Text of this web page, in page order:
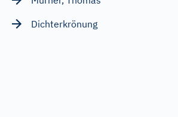
Dichterkrönung